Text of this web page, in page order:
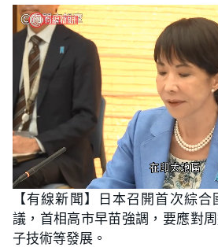
n
m
u
t
e
L
o
a
d
e
d
【有線新聞】日本召開首次綜
議，首相高市早苗強調，要應對
子技術等發展。